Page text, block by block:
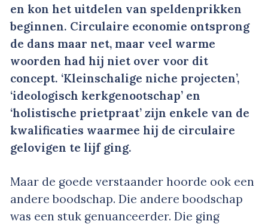
en kon het uitdelen van speldenprikken
beginnen. Circulaire economie ontsprong
de dans maar net, maar veel warme
woorden had hij niet over voor dit
concept. ‘Kleinschalige niche projecten’,
‘ideologisch kerkgenootschap’ en
‘holistische prietpraat’ zijn enkele van de
kwalificaties waarmee hij de circulaire
gelovigen te lijf ging.
Maar de goede verstaander hoorde ook een
andere boodschap. Die andere boodschap
was een stuk genuanceerder. Die ging